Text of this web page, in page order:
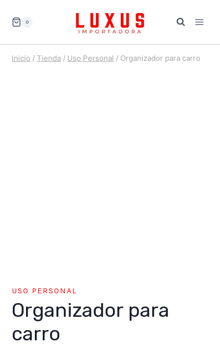
0
Inicio / Tienda / Uso Personal / Organizador para carro
USO PERSONAL
Organizador para
carro